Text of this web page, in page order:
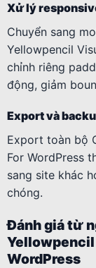
Xử lý
Chuyển sang
Yellowpencil
chỉnh riêng
động, giảm
Export và
Export toàn bộ
For WordPress
sang site khác
chóng.
Đánh giá từ
WordPress